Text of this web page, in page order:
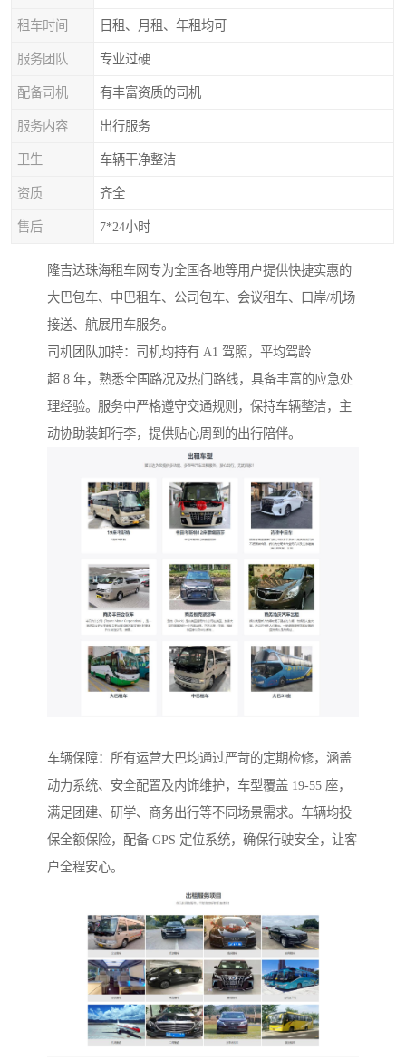
租车时间 日租、月租、年租均可
服务团队 专业过硬
配备司机 有丰富资质的司机
服务内容 出行服务
卫生 车辆干净整洁
资质 齐全
售后 7*24小时
隆吉达珠海租车网专为全国各地等用户提供快捷实惠的
大巴包车、中巴租车、公司包车、会议租车、口岸/机场
接送、航展用车服务。
司机团队加持：司机均持有 A1 驾照，平均驾龄
超 8 年，熟悉全国路况及热门路线，具备丰富的应急处
理经验。服务中严格遵守交通规则，保持车辆整洁，主
动协助装卸行李，提供贴心周到的出行陪伴。
车辆保障：所有运营大巴均通过严苛的定期检修，涵盖
动力系统、安全配置及内饰维护，车型覆盖 19-55 座，
满足团建、研学、商务出行等不同场景需求。车辆均投
保全额保险，配备 GPS 定位系统，确保行驶安全，让客
户全程安心。